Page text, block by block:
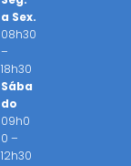
a Sex.
08h30
–
18h30
Sába
do
09h0
0 –
12h30